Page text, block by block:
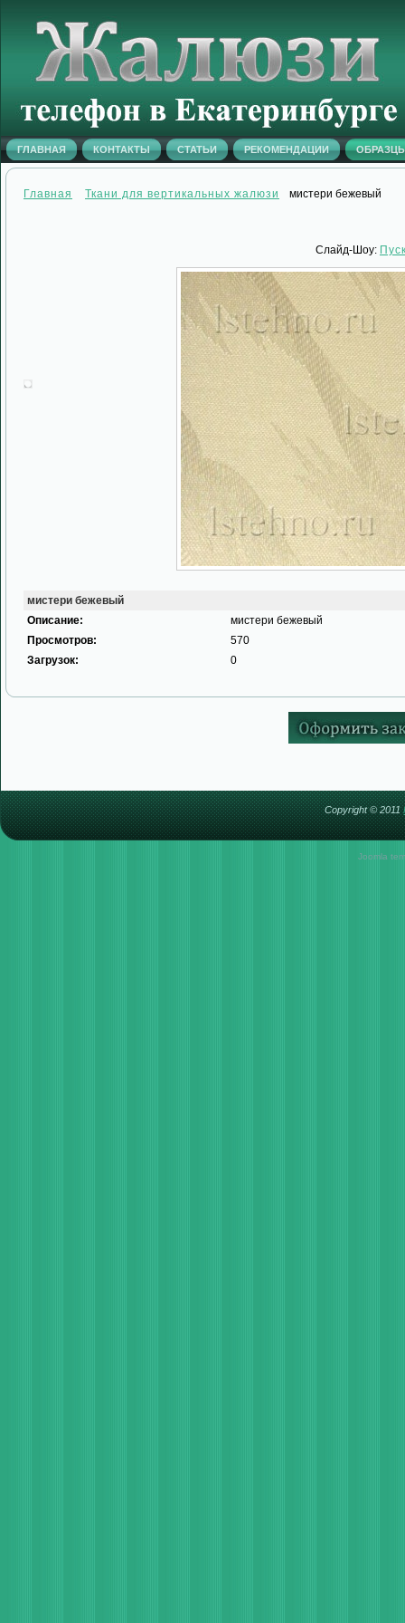
ГЛАВНАЯ КОНТАКТЫ СТАТЬИ РЕКОМЕНДАЦИИ
Главная Ткани для вертикальных жалюзи мистери бежевый
Слайд-Шоу:
мистери бежевый
Описание:
мистери бежевый
Просмотров:
570
Загрузок:
0
Copyright © 2011
Joomla